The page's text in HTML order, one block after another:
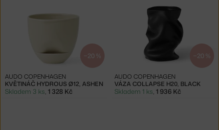
−20 %
KVĚTINÁČ HYDROUS Ø12, ASHEN
AUDO COPENHAGEN
Skladem 3 ks, 1 328 Kč
−20 %
VÁZA COLLAPSE H20, BLACK
AUDO COPENHAGEN
Skladem 1 ks, 1 936 Kč